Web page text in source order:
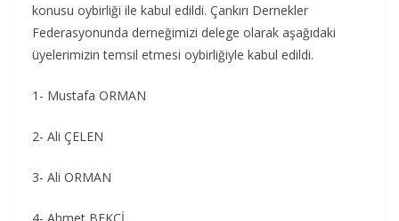
konusu oybirliği ile kabul edildi. Çankırı Dernekler
Federasyonunda derneğimizi delege olarak aşağıdaki
üyelerimizin temsil etmesi oybirliğiyle kabul edildi.
1- Mustafa ORMAN
2- Ali ÇELEN
3- Ali ORMAN